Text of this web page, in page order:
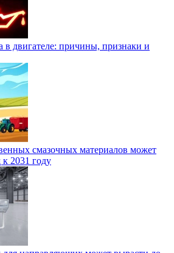
в двигателе: причины, признаки и
смазочных материалов может
2031 году